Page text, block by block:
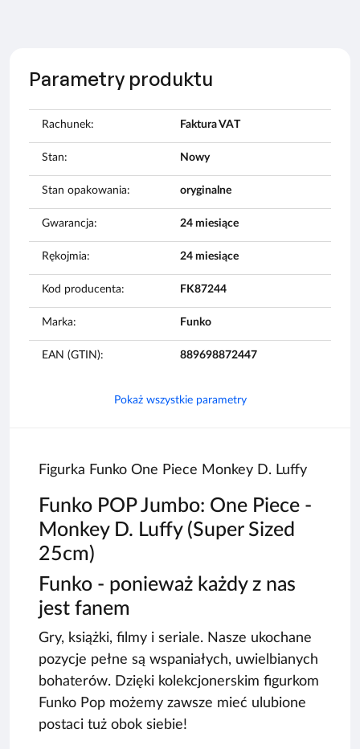
Parametry produktu
Rachunek: Faktura VAT
Stan: Nowy
Stan opakowania: oryginalne
Gwarancja: 24 miesiące
Rękojmia: 24 miesiące
Kod producenta: FK87244
Marka: Funko
EAN (GTIN): 889698872447
Pokaż wszystkie parametry
Figurka Funko One Piece Monkey D. Luffy
Funko POP Jumbo: One Piece -
Monkey D. Luffy (Super Sized
25cm)
Funko - ponieważ każdy z nas
jest fanem
Gry, książki, filmy i seriale. Nasze ukochane
pozycje pełne są wspaniałych, uwielbianych
bohaterów. Dzięki kolekcjonerskim figurkom
Funko Pop możemy zawsze mieć ulubione
postaci tuż obok siebie!